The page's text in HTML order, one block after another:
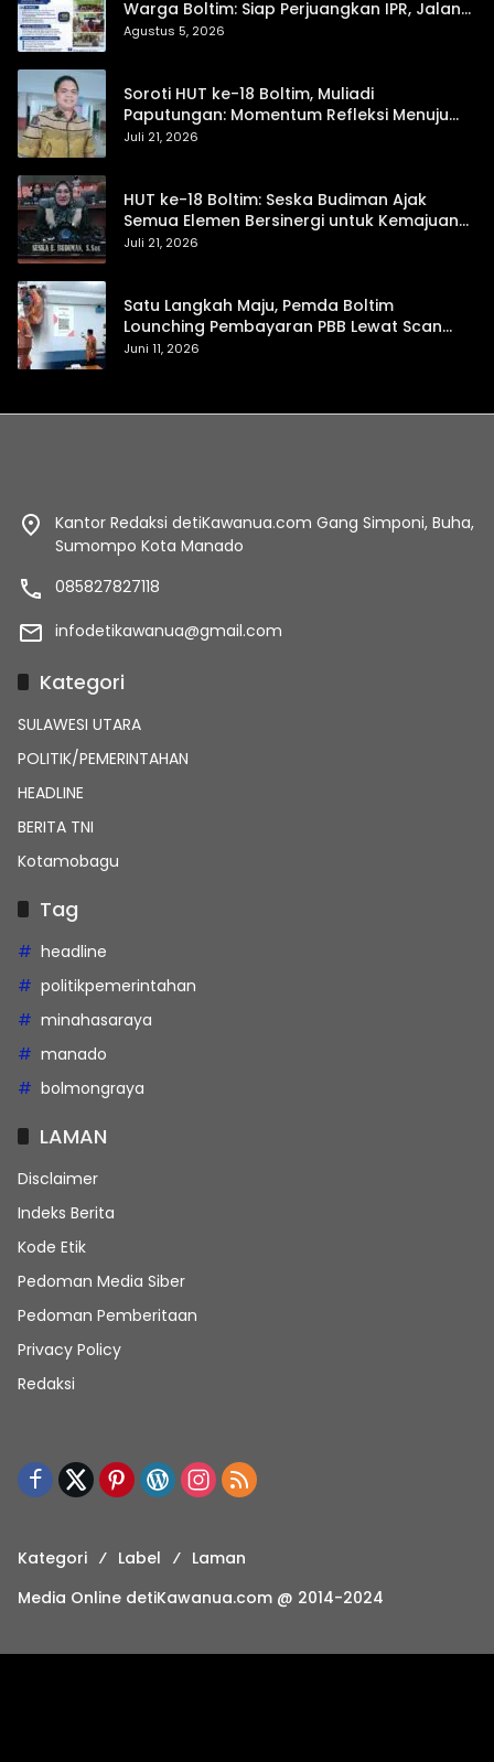
Warga Boltim: Siap Perjuangkan IPR, Jalan
Trans, hingga Pemasaran UMKM
Agustus 5, 2026
Soroti HUT ke-18 Boltim, Muliadi
Paputungan: Momentum Refleksi Menuju
Daerah Mandiri dan Berdaya Saing
Juli 21, 2026
HUT ke-18 Boltim: Seska Budiman Ajak
Semua Elemen Bersinergi untuk Kemajuan
Daerah
Juli 21, 2026
Satu Langkah Maju, Pemda Boltim
Lounching Pembayaran PBB Lewat Scan
Qris
Juni 11, 2026
Kantor Redaksi detiKawanua.com Gang Simponi, Buha,
Sumompo Kota Manado
085827827118
infodetikawanua@gmail.com
Kategori
SULAWESI UTARA
POLITIK/PEMERINTAHAN
HEADLINE
BERITA TNI
Kotamobagu
Tag
headline
politikpemerintahan
minahasaraya
manado
bolmongraya
LAMAN
Disclaimer
Indeks Berita
Kode Etik
Pedoman Media Siber
Pedoman Pemberitaan
Privacy Policy
Redaksi
Kategori Label
Laman
Media Online detiKawanua.com @ 2014-2024